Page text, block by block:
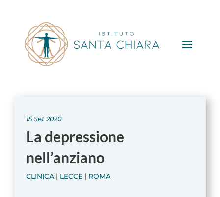
15 Set 2020
La depressione
nell’anziano
CLINICA| LECCE| ROMA